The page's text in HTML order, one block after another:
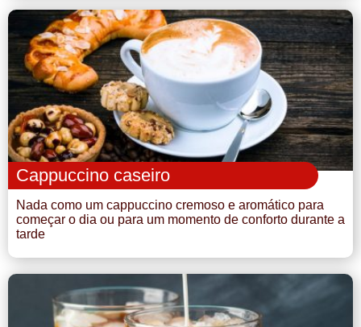
Cappuccino caseiro
Nada como um cappuccino cremoso e aromático para
começar o dia ou para um momento de conforto durante a
tarde